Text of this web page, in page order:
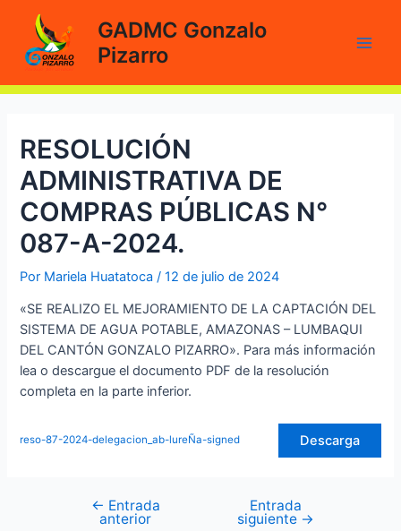
contenido
GADMC Gonzalo
Pizarro
RESOLUCIÓN
ADMINISTRATIVA DE
COMPRAS PÚBLICAS N°
087-A-2024.
Por Mariela Huatatoca/12 de julio de 2024
«SE REALIZO EL MEJORAMIENTO DE LA CAPTACIÓN DEL
SISTEMA DE AGUA POTABLE, AMAZONAS – LUMBAQUI
DEL CANTÓN GONZALO PIZARRO». Para más información
lea o descargue el documento PDF de la resolución
completa en la parte inferior.
reso-87-2024-delegacion_ab-lureÑa-signed Descarga
Navegación
← Entrada
anterior
Entrada
siguiente →